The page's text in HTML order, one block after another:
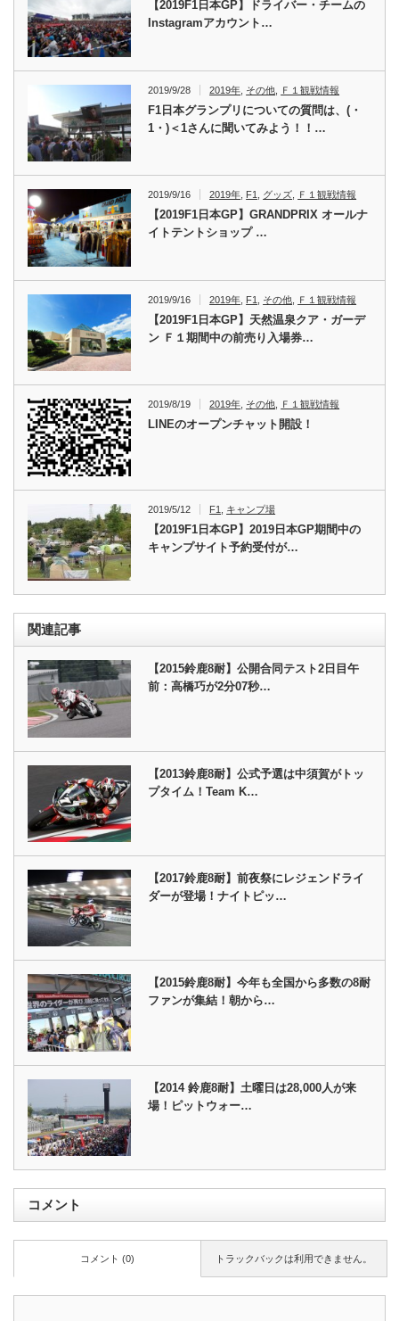
【2019F1日本GP】ドライバー・チームの
Instagramアカウント…
2019/9/28 2019年 その他 Ｆ１観戦情報
F1日本グランプリについての質問は、(・
1・)＜1さんに聞いてみよう！！…
2019/9/16 2019年 F1 グッズ Ｆ１観戦情報
【2019F1日本GP】GRANDPRIX オールナ
イトテントショップ …
2019/9/16 2019年 F1 その他 Ｆ１観戦情報
【2019F1日本GP】天然温泉クア・ガーデ
ン Ｆ１期間中の前売り入場券…
2019/8/19 2019年 その他 Ｆ１観戦情報
LINEのオープンチャット開設！
2019/5/12 F1 キャンプ場
【2019F1日本GP】2019日本GP期間中の
キャンプサイト予約受付が…
関連記事
【2015鈴鹿8耐】公開合同テスト2日目午
前：高橋巧が2分07秒…
【2013鈴鹿8耐】公式予選は中須賀がトッ
プタイム！Team K…
【2017鈴鹿8耐】前夜祭にレジェンドライ
ダーが登場！ナイトピッ…
【2015鈴鹿8耐】今年も全国から多数の8耐
ファンが集結！朝から…
【2014 鈴鹿8耐】土曜日は28,000人が来
場！ピットウォー…
コメント
トラックバックは利用できません。
コメント (0)